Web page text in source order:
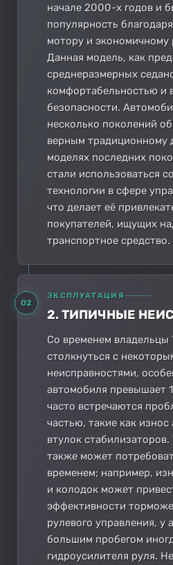
начале 2000-х годов и
популярность
мотору и экономичному
Данная модель, как
среднеразмерных
комфортабельностью и
безопасности.
несколько поколений
верным традиционному
моделях последних
стали использоваться
технологии в сфере
что делает её
покупателей, ищущих
транспортное средство.
02
ЭКСПЛУАТАЦИЯ
2. ТИПИЧНЫЕ
Со временем владельцы
столкнуться с
неисправностями,
автомобиля превышает
часто встречаются
частью, такие как
втулок
также может
временем; например,
и колодок может
эффективности
рулевого управления, у
большим пробегом
гидроусилителя руля.